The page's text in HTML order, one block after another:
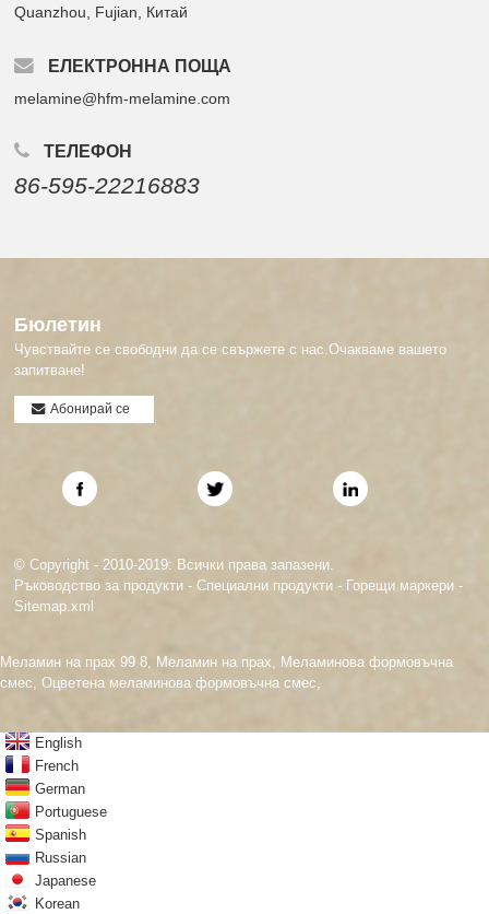
Quanzhou, Fujian, Китай
ЕЛЕКТРОННА ПОЩА
melamine@hfm-melamine.com
ТЕЛЕФОН
86-595-22216883
Бюлетин
Чувствайте се свободни да се свържете с нас.Очакваме вашето
запитване!
Абонирай се
© Copyright - 2010-2019: Всички права запазени.
Ръководство за продукти -Специални продукти - Горещи маркери -
Sitemap.xml
Меламин на прах 99 8 Меламин на прах
Меламинова формовъчна
смес Оцветена меламинова формовъчна смес
English
French
German
Portuguese
Spanish
Russian
Japanese
Korean